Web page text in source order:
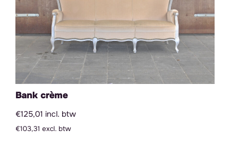
Servies & Glaswerk
Outdoor items
Bar
Backdrop & Frames
Kleine items
Bank crème
€125,01 incl. btw
€103,31 excl. btw